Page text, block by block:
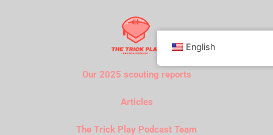
Our 2025 scouting reports
Articles
The Trick Play Podcast Team
English